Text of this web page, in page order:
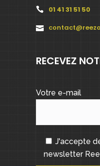
01 41 31 51 50
RECEVEZ
Votre e-mail
J'accepte
newsletter